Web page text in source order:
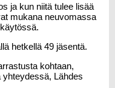
ja kun niitä tulee lisää
mukana neuvomassa
hetkellä 49 jäsentä.
kohtaan,
yhteydessä, Lähdes